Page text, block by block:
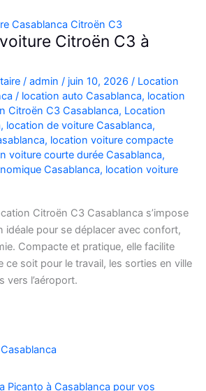
Citroën C3 à
/ admin / juin 10, 2026 / Location
/ location auto Casablanca, location
Citroën C3 Casablanca, Location
, location de voiture Casablanca,
, location voiture compacte
voiture courte durée Casablanca,
Casablanca, location voiture
Citroën C3 Casablanca s’impose
idéale pour se déplacer avec confort,
Compacte et pratique, elle facilite
ce soit pour le travail, les sorties en ville
vers l’aéroport.